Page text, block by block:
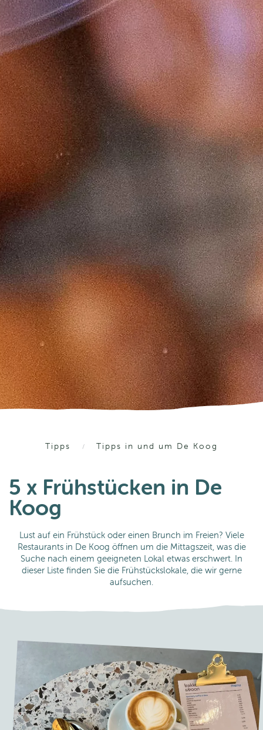
Tipps Tipps in und um De Koog
5 x Frühstücken in De
Koog
Lust auf ein Frühstück oder einen Brunch im Freien? Viele
Restaurants in De Koog öffnen um die Mittagszeit, was die
Suche nach einem geeigneten Lokal etwas erschwert. In
dieser Liste finden Sie die Frühstückslokale, die wir gerne
aufsuchen.